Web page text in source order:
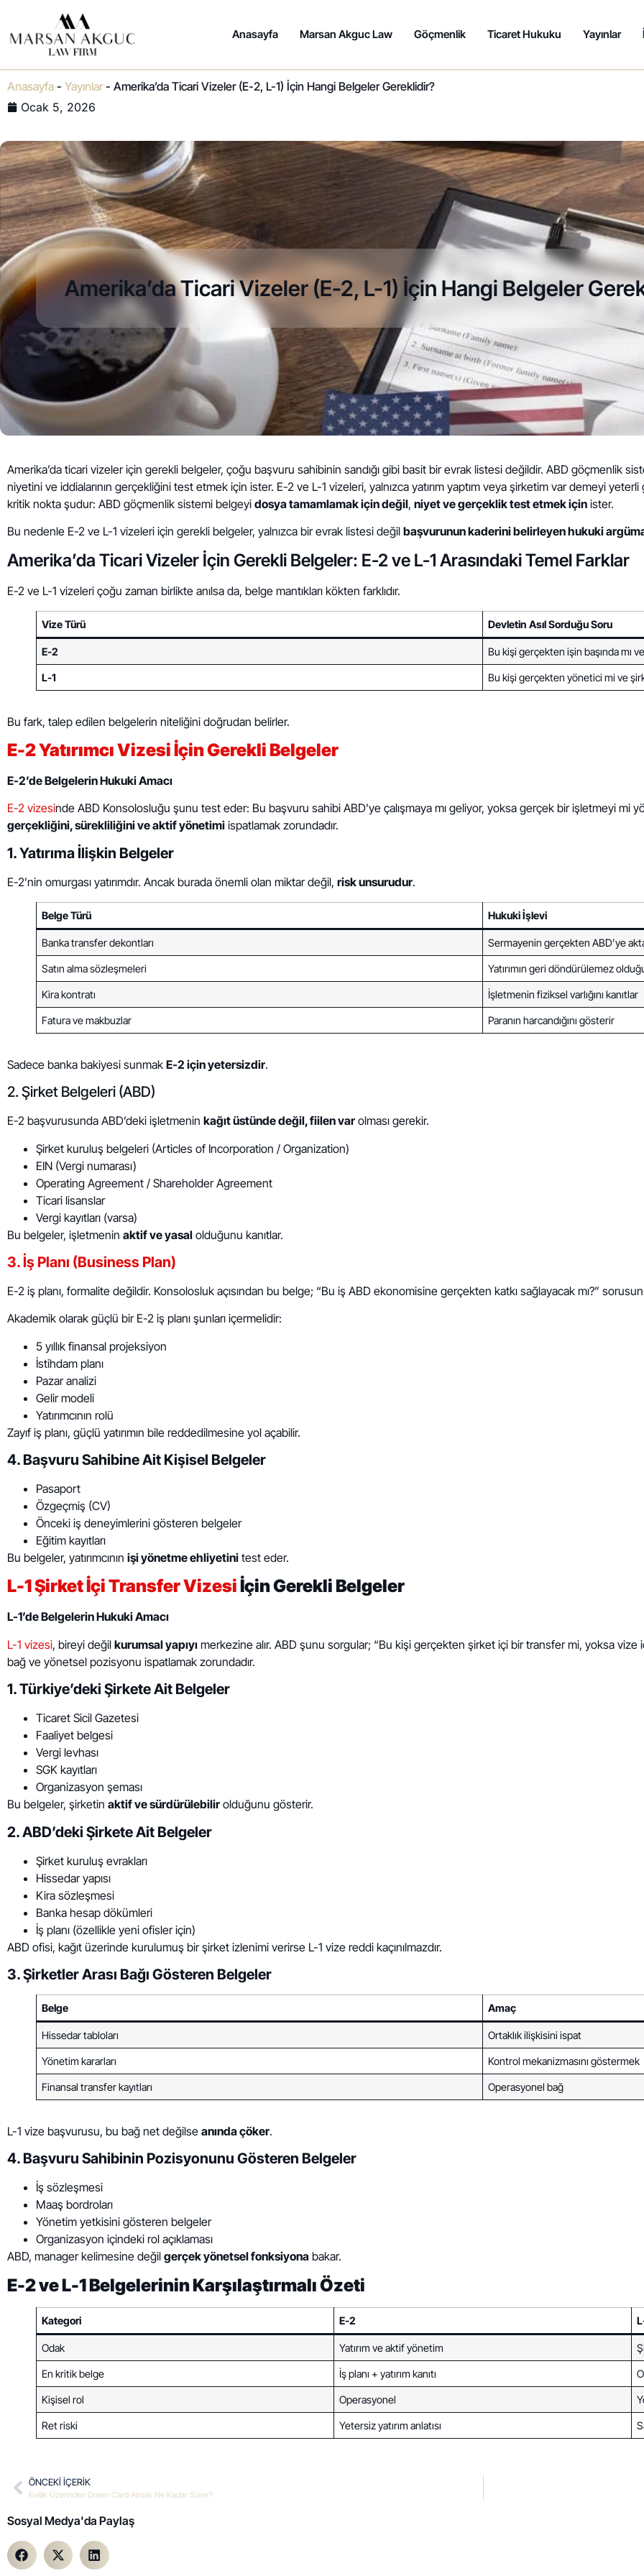
Anasayfa Marsan Akguc Law Göçmenlik Ticaret Hukuku Yayınlar
Anasayfa - Yayınlar- Amerika’da Ticari Vizeler (E-2, L-1) İçin Hangi Belgeler Gereklidir?
Ocak 5, 2026
Amerika’da Ticari Vizeler (E-2, L-1) İçin Hangi Belgeler
Amerika’da ticari vizeler için gerekli belgeler, çoğu başvuru sahibinin sandığı gibi basit bir evrak listesi değildir. ABD göçmenlik
niyetini ve iddialarının gerçekliğini test etmek için ister. E-2 ve L-1 vizeleri, yalnızca yatırım yaptım veya şirketim var demeyi yeterli
kritik nokta şudur: ABD göçmenlik sistemi belgeyi dosya tamamlamak için değil, niyet ve gerçeklik test etmek için ister.
Bu nedenle E-2 ve L-1 vizeleri için gerekli belgeler, yalnızca bir evrak listesi değil başvurunun kaderini belirleyen hukuki
Amerika’da Ticari Vizeler İçin Gerekli Belgeler: E-2 ve L-1 Arasındaki Temel Farklar
E-2 ve L-1 vizeleri çoğu zaman birlikte anılsa da, belge mantıkları kökten farklıdır.
Vize Türü Devletin Asıl Sorduğu Soru
E-2 Bu kişi gerçekten işin başında mı
L-1 Bu kişi gerçekten yönetici mi ve
Bu fark, talep edilen belgelerin niteliğini doğrudan belirler.
E-2 Yatırımcı Vizesi İçin Gerekli Belgeler
E-2’de Belgelerin Hukuki Amacı
E-2 vizesinde ABD Konsolosluğu şunu test eder: Bu başvuru sahibi ABD’ye çalışmaya mı geliyor, yoksa gerçek bir işletmeyi mi
gerçekliğini, sürekliliğini ve aktif yönetimi ispatlamak zorundadır.
1. Yatırıma İlişkin Belgeler
E-2’nin omurgası yatırımdır. Ancak burada önemli olan miktar değil, risk unsurudur.
Belge Türü Hukuki İşlevi
Banka transfer dekontları Sermayenin gerçekten ABD’ye
Satın alma sözleşmeleri Yatırımın geri döndürülemez
Kira kontratı İşletmenin fiziksel varlığını kanıtlar
Fatura ve makbuzlar Paranın harcandığını gösterir
Sadece banka bakiyesi sunmak E-2 için yetersizdir.
2. Şirket Belgeleri (ABD)
E-2 başvurusunda ABD’deki işletmenin kağıt üstünde değil, fiilen var olması gerekir.
Şirket kuruluş belgeleri (Articles of Incorporation / Organization)
EIN (Vergi numarası)
Operating Agreement / Shareholder Agreement
Ticari lisanslar
Vergi kayıtları (varsa)
Bu belgeler, işletmenin aktif ve yasal olduğunu kanıtlar.
3. İş Planı (Business Plan)
E-2 iş planı, formalite değildir. Konsolosluk açısından bu belge; “Bu iş ABD ekonomisine gerçekten katkı sağlayacak mı?”
Akademik olarak güçlü bir E-2 iş planı şunları içermelidir:
5 yıllık finansal projeksiyon
İstihdam planı
Pazar analizi
Gelir modeli
Yatırımcının rolü
Zayıf iş planı, güçlü yatırımın bile reddedilmesine yol açabilir.
4. Başvuru Sahibine Ait Kişisel Belgeler
Pasaport
Özgeçmiş (CV)
Önceki iş deneyimlerini gösteren belgeler
Eğitim kayıtları
Bu belgeler, yatırımcının işi yönetme ehliyetini test eder.
L-1 Şirket İçi Transfer Vizesiİçin Gerekli Belgeler
L-1’de Belgelerin Hukuki Amacı
L-1 vizesi, bireyi değil kurumsal yapıyı merkezine alır. ABD şunu sorgular; “Bu kişi gerçekten şirket içi bir transfer mi, yoksa vize
bağ ve yönetsel pozisyonu ispatlamak zorundadır.
1. Türkiye’deki Şirkete Ait Belgeler
Ticaret Sicil Gazetesi
Faaliyet belgesi
Vergi levhası
SGK kayıtları
Organizasyon şeması
Bu belgeler, şirketin aktif ve sürdürülebilir olduğunu gösterir.
2. ABD’deki Şirkete Ait Belgeler
Şirket kuruluş evrakları
Hissedar yapısı
Kira sözleşmesi
Banka hesap dökümleri
İş planı (özellikle yeni ofisler için)
ABD ofisi, kağıt üzerinde kurulumuş bir şirket izlenimi verirse L-1 vize reddi kaçınılmazdır.
3. Şirketler Arası Bağı Gösteren Belgeler
Belge Amaç
Hissedar tabloları Ortaklık ilişkisini ispat
Yönetim kararları Kontrol mekanizmasını göstermek
Finansal transfer kayıtları Operasyonel bağ
L-1 vize başvurusu, bu bağ net değilse anında çöker.
4. Başvuru Sahibinin Pozisyonunu Gösteren Belgeler
İş sözleşmesi
Maaş bordroları
Yönetim yetkisini gösteren belgeler
Organizasyon içindeki rol açıklaması
ABD, manager kelimesine değil gerçek yönetsel fonksiyona bakar.
E-2 ve L-1 Belgelerinin Karşılaştırmalı Özeti
Kategori E-2
Odak Yatırım ve aktif yönetim
En kritik belge İş planı + yatırım kanıtı
Kişisel rol Operasyonel
Ret riski Yetersiz yatırım anlatısı
ÖNCEKI IÇERIK
Evlilik Üzerinden Green Card Almak Ne Kadar Sürer?
Sosyal Medya'da Paylaş